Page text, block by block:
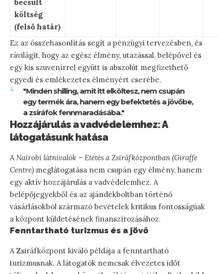
becsült
költség
(felső határ)
Ez az összehasonlítás segít a pénzügyi tervezésben, és
rávilágít, hogy az egész élmény, utazással, belépővel és
egy kis szuvenírrel együtt is abszolút megfizethető
egyedi és emlékezetes élményért cserébe.
"Minden shilling, amit itt elköltesz, nem csupán
egy termék ára, hanem egy befektetés a jövőbe,
a zsiráfok fennmaradásába."
Hozzájárulás a vadvédelemhez: A
látogatásunk hatása
ANairobi látnivalók – Etetés a Zsiráfközpontban (Giraffe
Centre) meglátogatása nem csupán egy élmény, hanem
egy aktív hozzájárulás a vadvédelemhez. A
belépőjegyekből és az ajándékboltban történő
vásárlásokból származó bevételek kritikus fontosságúak
a központ küldetésének finanszírozásához.
Fenntartható turizmus és a jövő
A Zsiráfközpont kiváló példája a fenntartható
turizmusnak. A látogatók nemcsak élvezetes időt